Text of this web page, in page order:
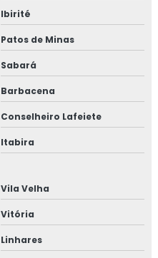
Ibirité
Patos de Minas
Sabará
Barbacena
Conselheiro Lafeiete
Itabira
Vila Velha
Vitória
Linhares